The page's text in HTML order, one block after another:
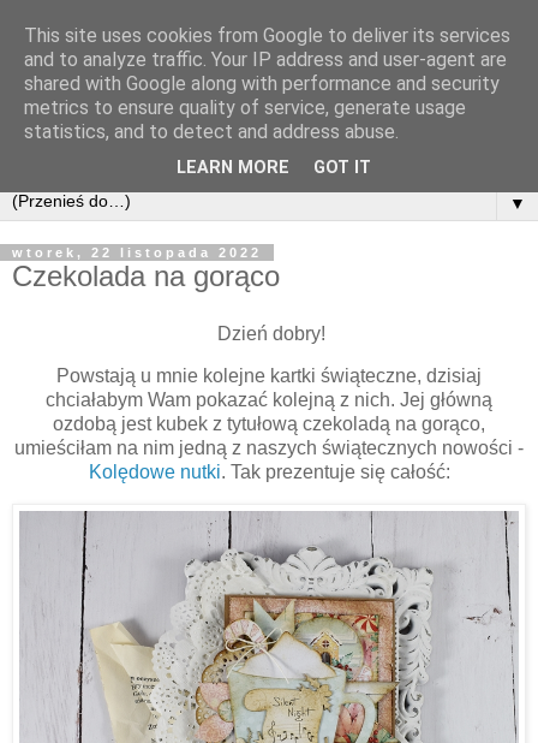
▼
wtorek, 22 listopada 2022
Czekolada na gorąco
Dzień dobry!
Powstają u mnie kolejne kartki świąteczne, dzisiaj
chciałabym Wam pokazać kolejną z nich. Jej główną
ozdobą jest kubek z tytułową czekoladą na gorąco,
umieściłam na nim jedną z naszych świątecznych nowości -
Kolędowe nutki. Tak prezentuje się całość:
This site uses cookies from Google to deliver its services
and to analyze traffic. Your IP address and user-agent are
shared with Google along with performance and security
metrics to ensure quality of service, generate usage
statistics, and to detect and address abuse.
LEARN MORE GOT IT